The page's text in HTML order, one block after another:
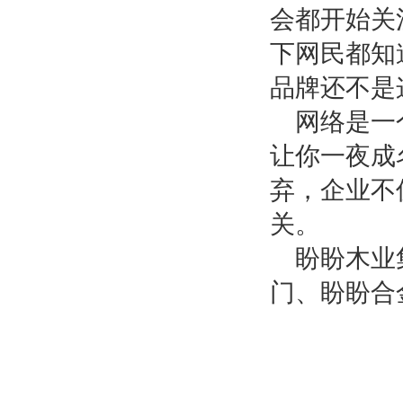
会都开始
下网民都
品牌还不
网络是
让你一夜
弃，企业
关。
盼盼木
门、盼盼